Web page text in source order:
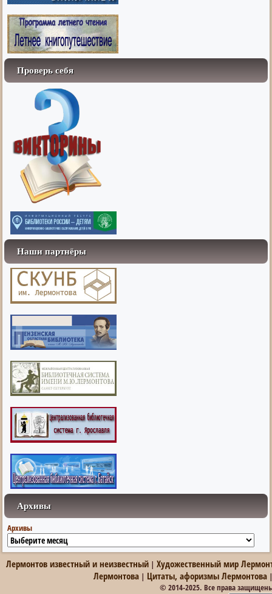
Проверь себя
Наши партнёры
Архивы
Архивы
Лермонтов известный и неизвестный |Художественный мир
Лермонтова | Цитаты, афоризмы Лермонтова
© 2014-2025. Все права